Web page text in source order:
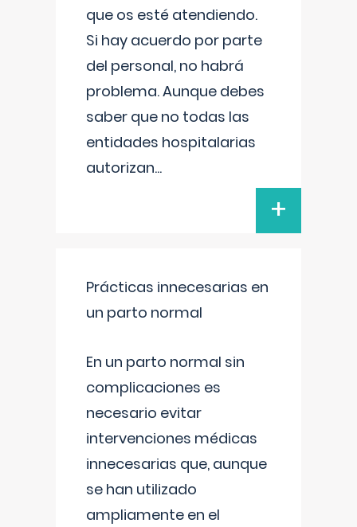
que os esté atendiendo.
Si hay acuerdo por parte
del personal, no habrá
problema. Aunque debes
saber que no todas las
entidades hospitalarias
autorizan...
+
Prácticas innecesarias en
un parto normal
En un parto normal sin
complicaciones es
necesario evitar
intervenciones médicas
innecesarias que, aunque
se han utilizado
ampliamente en el